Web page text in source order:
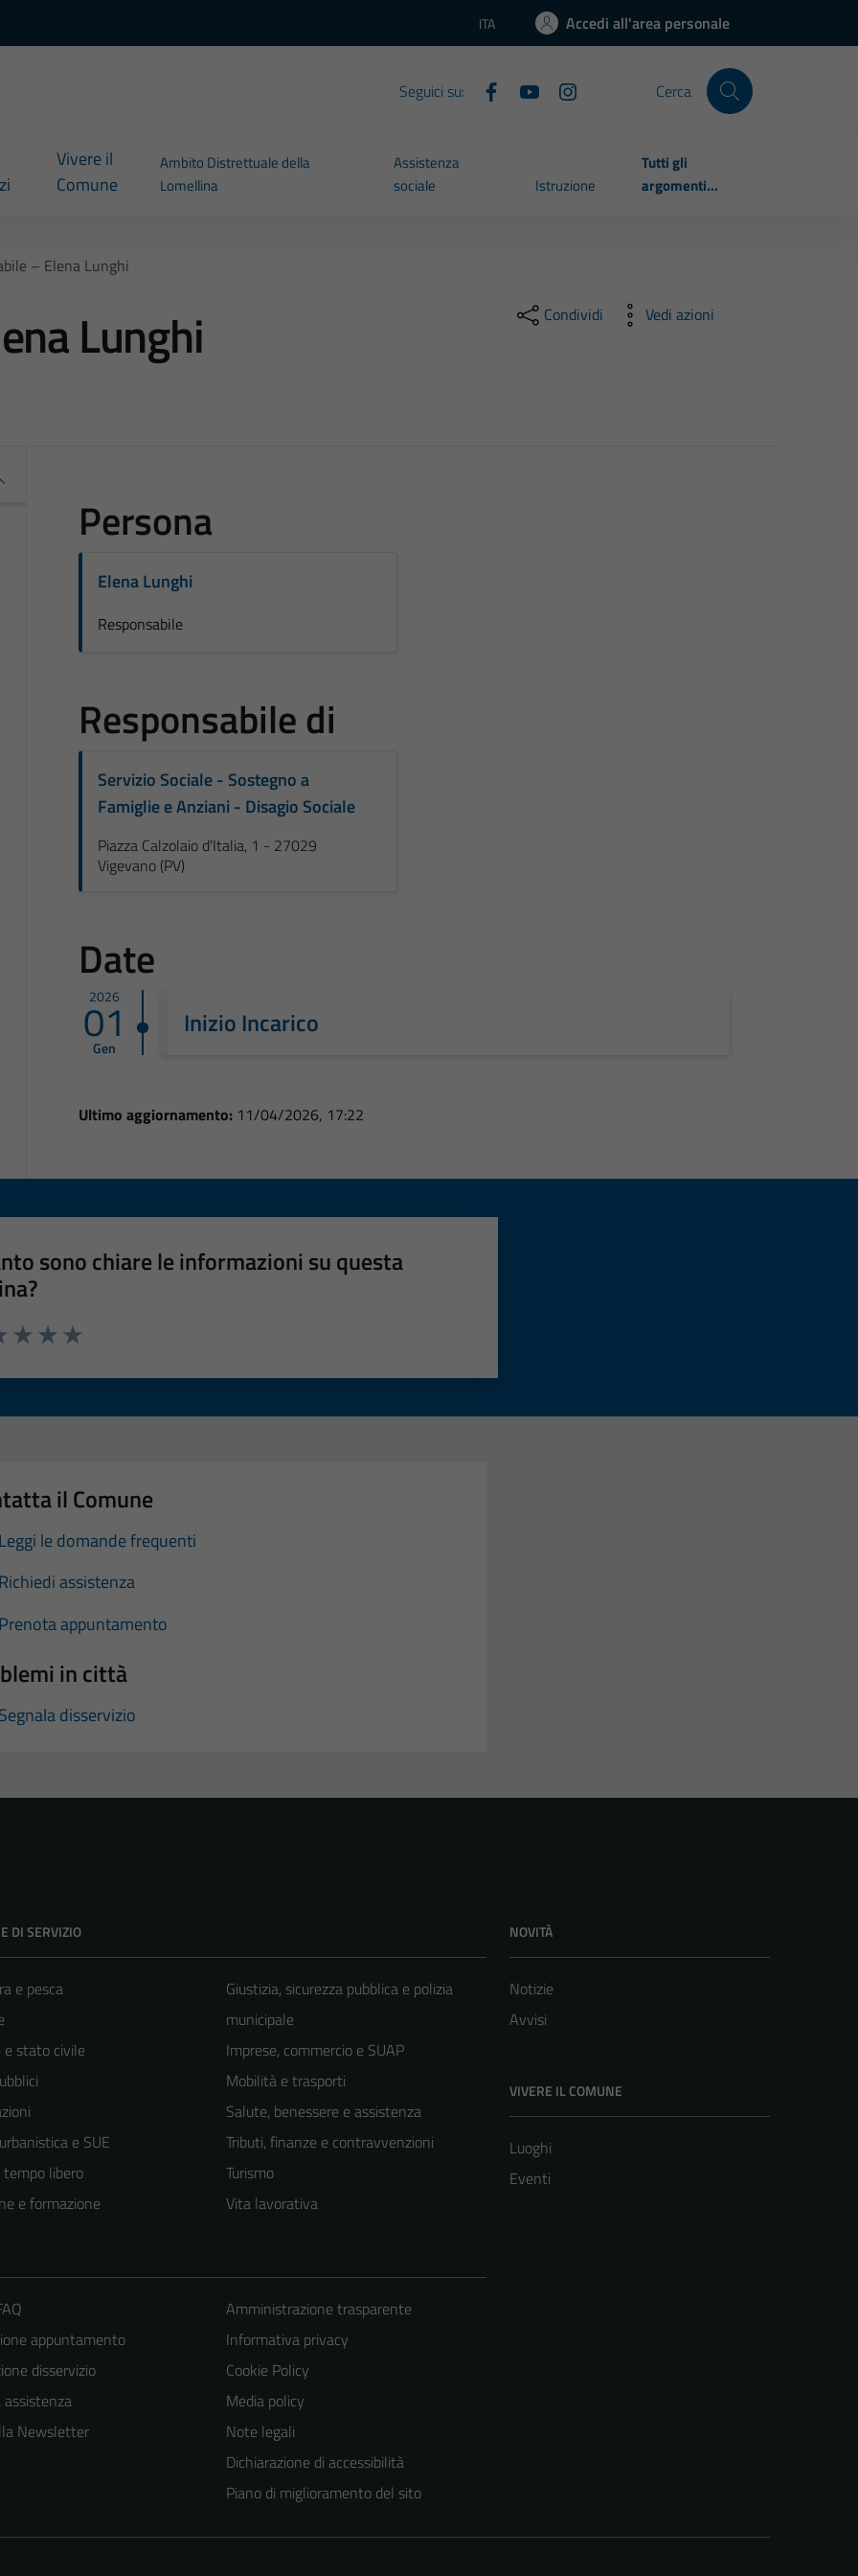
Lingua attiva:
ITA Accedi all'area personale
Seguici su: Cerca
Vivere il
Comune
Ambito Distrettuale della
Lomellina
Assistenza
sociale
Istruzione
Tutti gli
argomenti...
– Elena Lunghi
Lunghi Condividi Vedi azioni
Persona
Elena Lunghi
Responsabile
Responsabile di
Servizio Sociale - Sostegno a
Famiglie e Anziani - Disagio Sociale
Piazza Calzolaio d'Italia, 1 - 27029
Vigevano (PV)
Date
2026
01
Gen
Inizio Incarico
Ultimo aggiornamento: 11/04/2026, 17:22
sono chiare le informazioni su questa
il Comune
le domande frequenti
assistenza
appuntamento
in città
disservizio
DI SERVIZIO
e pesca
e stato civile
e SUE
libero
e formazione
Giustizia, sicurezza pubblica e polizia
municipale
Imprese, commercio e SUAP
Mobilità e trasporti
Salute, benessere e assistenza
Tributi, finanze e contravvenzioni
Turismo
Vita lavorativa
NOVITÀ
Notizie
Avvisi
VIVERE IL COMUNE
Luoghi
Eventi
appuntamento
disservizio
Newsletter
Amministrazione trasparente
Informativa privacy
Cookie Policy
Media policy
Note legali
Dichiarazione di accessibilità
Piano di miglioramento del sito